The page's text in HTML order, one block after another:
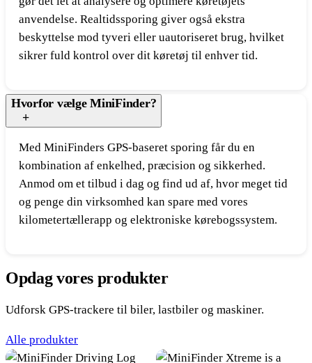
anvendelse. Realtidssporing giver også ekstra
beskyttelse mod tyveri eller uautoriseret brug, hvilket
sikrer fuld kontrol over dit køretøj til enhver tid.
Hvorfor vælge MiniFinder?
Med MiniFinders GPS-baseret sporing får du en
kombination af enkelhed, præcision og sikkerhed.
Anmod om et tilbud i dag og find ud af, hvor meget tid
og penge din virksomhed kan spare med vores
kilometertællerapp og elektroniske kørebogssystem.
Opdag vores produkter
Udforsk GPS-trackere til biler, lastbiler og maskiner.
Alle produkter